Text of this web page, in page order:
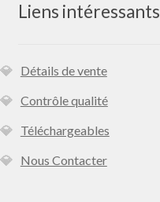
Liens intéressants
Détails de vente
Contrôle qualité
Téléchargeables
Nous Contacter